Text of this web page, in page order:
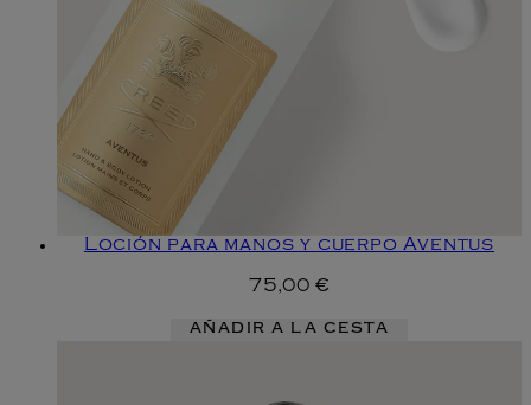
Loción para manos y cuerpo Aventus
75,00 €
AÑADIR A LA CESTA